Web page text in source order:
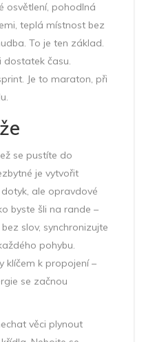
osvětlení, pohodlná
teplá místnost bez
To je ten základ.
dostatek času.
Je to maraton, při
se pustíte do
je vytvořit
ale opravdové
byste šli na rande –
slov, synchronizujte
pohybu.
klíčem k propojení –
se začnou
věci plynout